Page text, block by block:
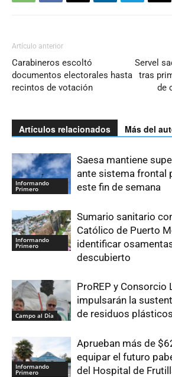
Artículo anterior
Carabineros escoltó
documentos electorales hasta
recintos de votación
Servel
tras
de
Artículos relacionados Más del
Informando
Primero
Saesa mantiene
ante sistema frontal
este fin de semana
Informando
Primero
Sumario sanitario
Católico de Puerto
identificar
descubierto
Campo al Día
ProREP y Consorcio
impulsarán la
de residuos
Informando
Primero
Aprueban más de
equipar el futuro
del Hospital de